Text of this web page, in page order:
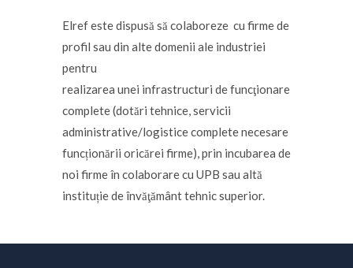
Elref este dispusă să colaboreze cu firme de
profil sau din alte domenii ale industriei
pentru
realizarea unei infrastructuri de funcţionare
complete (dotări tehnice, servicii
administrative/logistice complete necesare
funcționării oricărei firme), prin incubarea de
noi firme în colaborare cu UPB sau altă
instituție de învăţământ tehnic superior.